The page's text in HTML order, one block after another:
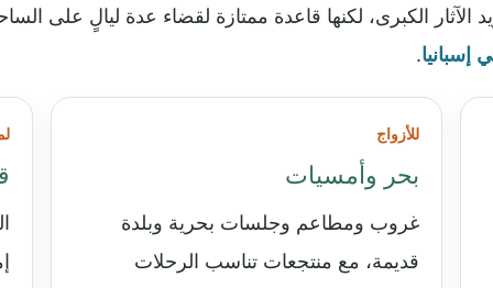
الآثار الكبرى، لكنها قاعدة ممتازة لقضاء عدة ليالٍ على
إسبانيا.
للأزواج
بحر وأمسيات
غروب ومطاعم وجلسات بحرية وبلدة
قديمة، مع منتجعات تناسب الرحلات